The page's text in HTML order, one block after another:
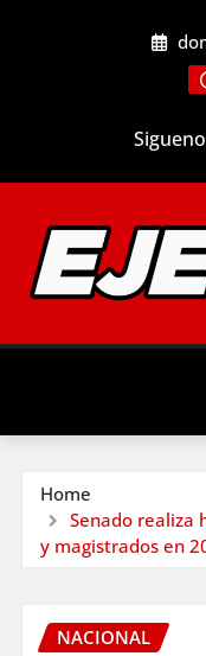
Home
Senado realiza
y magistrados en
NACIONAL